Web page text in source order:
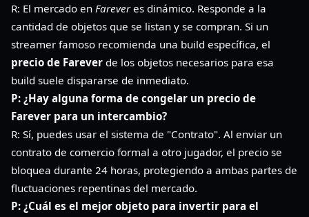
R: El mercado en Fareveres dinámico. Responde a la
cantidad de objetos que se listan y se compran. Si un
streamer famoso recomienda una build específica, el
precio de Farever de los objetos necesarios para esa
build suele dispararse de inmediato.
P: ¿Hay alguna forma de congelar un precio de
Farever para un intercambio?
R: Sí, puedes usar el sistema de "Contrato". Al enviar un
contrato de comercio formal a otro jugador, el precio se
bloquea durante 24 horas, protegiendo a ambas partes de
fluctuaciones repentinas del mercado.
P: ¿Cuál es el mejor objeto para invertir para el